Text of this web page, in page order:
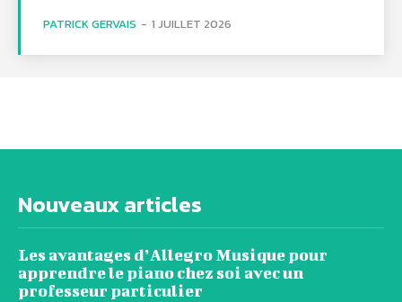
PATRICK GERVAIS - 1 JUILLET 2026
Nouveaux articles
Les avantages d’Allegro Musique pour
apprendre le piano chez soi avec un
professeur particulier